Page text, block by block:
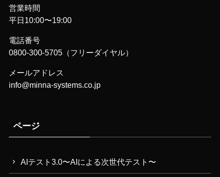
営業時間
平日10:00〜19:00
電話番号
0800-300-5705（フリーダイヤル）
メールアドレス
info@minna-systems.co.jp
ページ
AIテスト3.0〜AIによる次世代テスト〜